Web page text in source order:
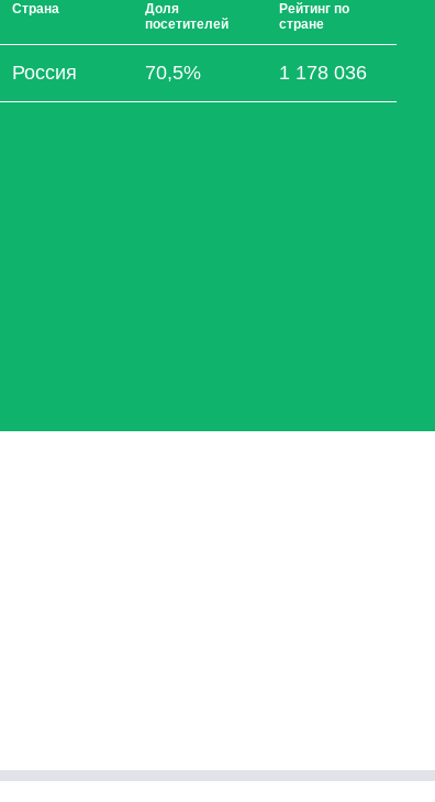
Страна
Доля
посетителей
Рейтинг по
стране
Россия 70,5% 1 178 036